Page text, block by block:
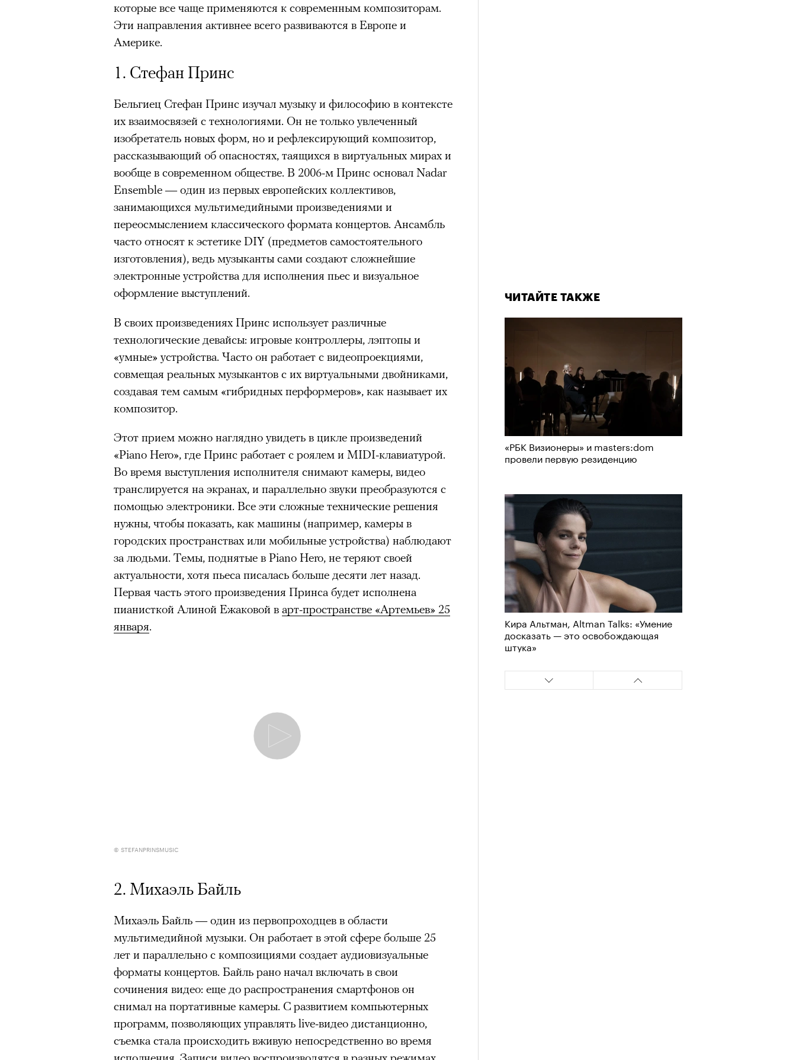
ЧИТАЙТЕ ТАКЖЕ
«РБК Визионеры» и masters:dom
провели первую резиденцию
Кира Альтман, Altman Talks: «Умение
досказать — это освобождающая
штука»
которые все чаще применяются к современным композиторам.
Эти направления активнее всего развиваются в Европе и
Америке.
1. Стефан Принс
Бельгиец Стефан Принс изучал музыку и философию в контексте
их взаимосвязей с технологиями. Он не только увлеченный
изобретатель новых форм, но и рефлексирующий композитор,
рассказывающий об опасностях, таящихся в виртуальных мирах и
вообще в современном обществе. В 2006-м Принс основал Nadar
Ensemble — один из первых европейских коллективов,
занимающихся мультимедийными произведениями и
переосмыслением классического формата концертов. Ансамбль
часто относят к эстетике DIY (предметов самостоятельного
изготовления), ведь музыканты сами создают сложнейшие
электронные устройства для исполнения пьес и визуальное
оформление выступлений.
В своих произведениях Принс использует различные
технологические девайсы: игровые контроллеры, лэптопы и
«умные» устройства. Часто он работает с видеопроекциями,
совмещая реальных музыкантов с их виртуальными двойниками,
создавая тем самым «гибридных перформеров», как называет их
композитор.
Этот прием можно наглядно увидеть в цикле произведений
«Piano Hero», где Принс работает с роялем и MIDI-клавиатурой.
Во время выступления исполнителя снимают камеры, видео
транслируется на экранах, и параллельно звуки преобразуются с
помощью электроники. Все эти сложные технические решения
нужны, чтобы показать, как машины (например, камеры в
городских пространствах или мобильные устройства) наблюдают
за людьми. Темы, поднятые в Piano Hero, не теряют своей
актуальности, хотя пьеса писалась больше десяти лет назад.
Первая часть этого произведения Принса будет исполнена
пианисткой Алиной Ежаковой в арт-пространстве «Артемьев» 25
января.
© STEFANPRINSMUSIC
2. Михаэль Байль
Михаэль Байль — один из первопроходцев в области
мультимедийной музыки. Он работает в этой сфере больше 25
лет и параллельно с композициями создает аудиовизуальные
форматы концертов. Байль рано начал включать в свои
сочинения видео: еще до распространения смартфонов он
снимал на портативные камеры. C развитием компьютерных
программ, позволяющих управлять live-видео дистанционно,
съемка стала происходить вживую непосредственно во время